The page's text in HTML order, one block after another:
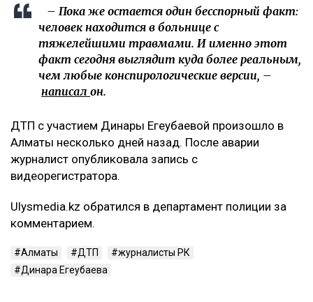
– Пока же остается один бесспорный факт:
человек находится в больнице с
тяжелейшими травмами. И именно этот
факт сегодня выглядит куда более реальным,
чем любые конспирологические версии, –
написал он.
ДТП с участием Динары Егеубаевой произошло в
Алматы несколько дней назад. После аварии
журналист опубликовала запись с
видеорегистратора.
Ulysmedia.kz обратился в департамент полиции за
комментарием.
Алматы ДТП
журналисты РК
Динара Егеубаева